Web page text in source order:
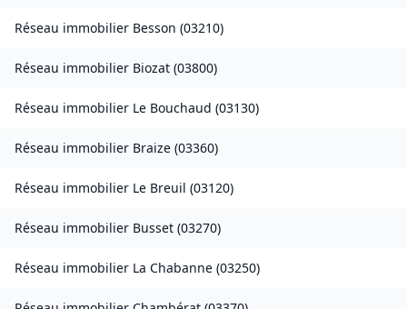
Réseau immobilier Besson (03210)
Réseau immobilier Biozat (03800)
Réseau immobilier Le Bouchaud (03130)
Réseau immobilier Braize (03360)
Réseau immobilier Le Breuil (03120)
Réseau immobilier Busset (03270)
Réseau immobilier La Chabanne (03250)